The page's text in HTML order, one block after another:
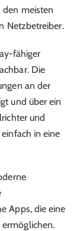
den meisten
Netzbetreiber.
fähiger
Die
an der
und über ein
und
in eine
Apps, die eine